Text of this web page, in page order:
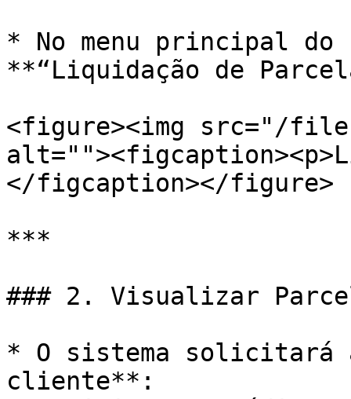
* No menu principal do
**“Liquidação de
<figure><img src="/files/
</figcaption></figure>
***
### 2. Visualizar
* O sistema solicitará
cliente**: